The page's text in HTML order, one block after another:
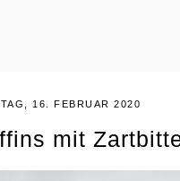
16. FEBRUAR 2020
mit